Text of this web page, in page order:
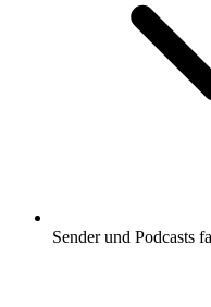
Sender und Podcasts